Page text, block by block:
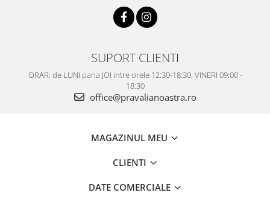
SUPORT CLIENTI
ORAR: de LUNI pana JOI intre orele 12:30-18:30, VINERI 09:00 -
18:30
office@pravalianoastra.ro
MAGAZINUL MEU
CLIENTI
DATE COMERCIALE